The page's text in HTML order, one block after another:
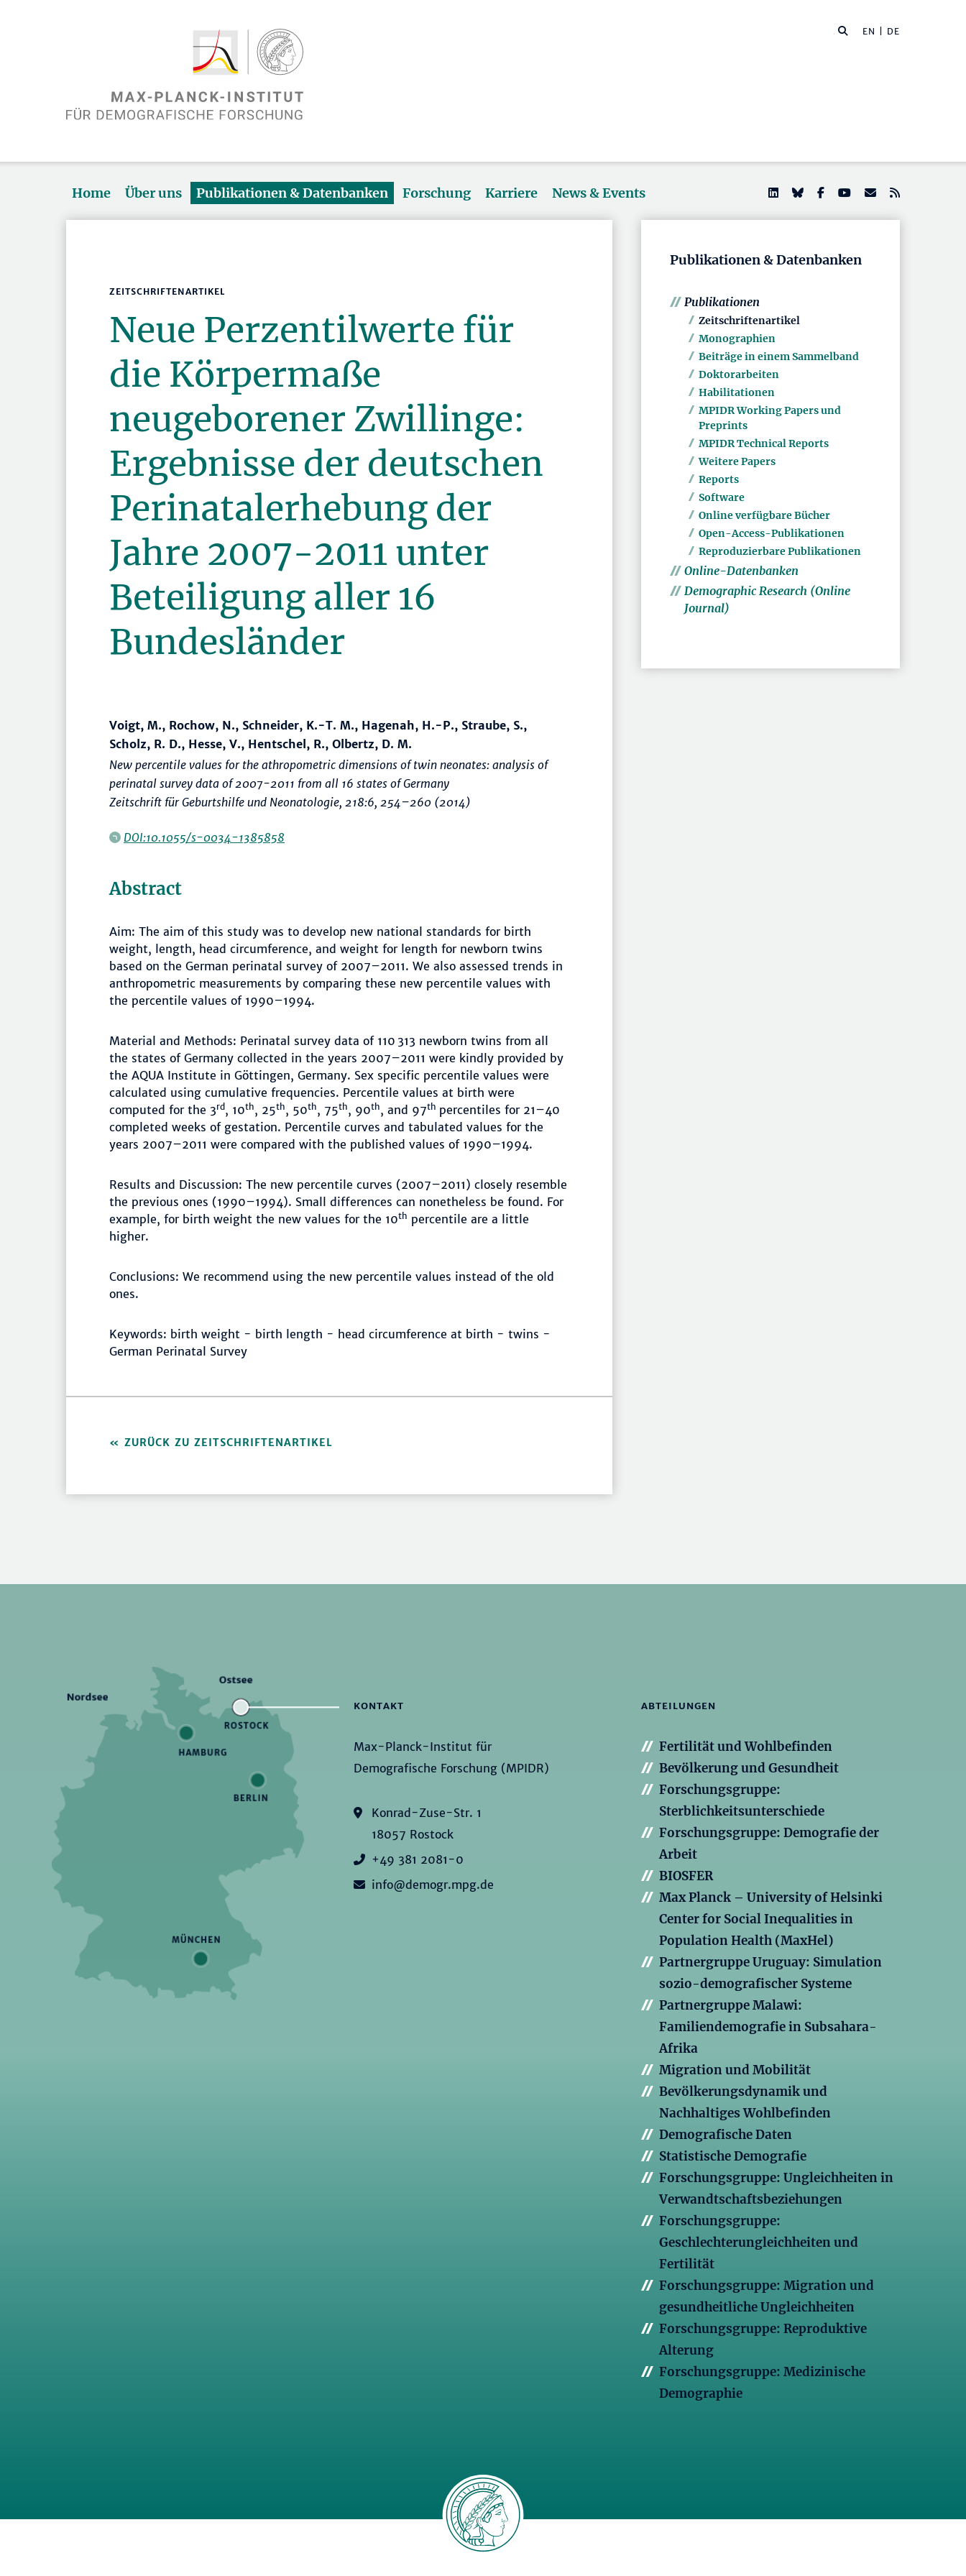
EN | DE
Home Über uns Publikationen & Datenbanken Forschung Karriere News & Events
ZEITSCHRIFTENARTIKEL
Neue Perzentilwerte für
die Körpermaße
neugeborener Zwillinge:
Ergebnisse der deutschen
Perinatalerhebung der
Jahre 2007-2011 unter
Beteiligung aller 16
Bundesländer
Voigt, M., Rochow, N., Schneider, K.-T. M., Hagenah, H.-P., Straube, S.,
Scholz, R. D., Hesse, V., Hentschel, R., Olbertz, D. M.
New percentile values for the athropometric dimensions of twin neonates: analysis of
perinatal survey data of 2007-2011 from all 16 states of Germany
Zeitschrift für Geburtshilfe und Neonatologie, 218:6, 254–260 (2014)
DOI:10.1055/s-0034-1385858
Abstract
Aim: The aim of this study was to develop new national standards for birth
weight, length, head circumference, and weight for length for newborn twins
based on the German perinatal survey of 2007–2011. We also assessed trends in
anthropometric measurements by comparing these new percentile values with
the percentile values of 1990–1994.
Material and Methods: Perinatal survey data of 110 313 newborn twins from all
the states of Germany collected in the years 2007–2011 were kindly provided by
the AQUA Institute in Göttingen, Germany. Sex specific percentile values were
calculated using cumulative frequencies. Percentile values at birth were
computed for the 3rd , 10th, 25th, 50th, 75th, 90th, and 97th percentiles for 21–40
completed weeks of gestation. Percentile curves and tabulated values for the
years 2007–2011 were compared with the published values of 1990–1994.
Results and Discussion: The new percentile curves (2007–2011) closely resemble
the previous ones (1990–1994). Small differences can none­theless be found. For
example, for birth weight the new values for the 10th percentile are a little
higher.
Conclusions: We recommend using the new percentile values instead of the old
ones.
Keywords: birth weight - birth length - head circumference at birth - twins -
German Perinatal Survey
ZURÜCK ZU ZEITSCHRIFTENARTIKEL
Publikationen & Datenbanken
Publikationen
Zeitschriftenartikel
Monographien
Beiträge in einem Sammelband
Doktorarbeiten
Habilitationen
MPIDR Working Papers und
Preprints
MPIDR Technical Reports
Weitere Papers
Reports
Software
Online verfügbare Bücher
Open-Access-Publikationen
Reproduzierbare Publikationen
Online-Datenbanken
Demographic Research (Online
Journal)
KONTAKT
Max-Planck-Institut für
Demografische Forschung (MPIDR)
Konrad-Zuse-Str. 1
18057 Rostock
+49 381 2081-0
info@demogr.mpg.de
ABTEILUNGEN
Fertilität und Wohlbefinden
Bevölkerung und Gesundheit
Forschungsgruppe:
Sterblichkeitsunterschiede
Forschungsgruppe: Demografie der
Arbeit
BIOSFER
Max Planck – University of Helsinki
Center for Social Inequalities in
Population Health (MaxHel)
Partnergruppe Uruguay: Simulation
sozio-demografischer Systeme
Partnergruppe Malawi:
Familiendemografie in Subsahara-
Afrika
Migration und Mobilität
Bevölkerungsdynamik und
Nachhaltiges Wohlbefinden
Demografische Daten
Statistische Demografie
Forschungsgruppe: Ungleichheiten in
Verwandtschaftsbeziehungen
Forschungsgruppe:
Geschlechterungleichheiten und
Fertilität
Forschungsgruppe: Migration und
gesundheitliche Ungleichheiten
Forschungsgruppe: Reproduktive
Alterung
Forschungsgruppe: Medizinische
Demographie